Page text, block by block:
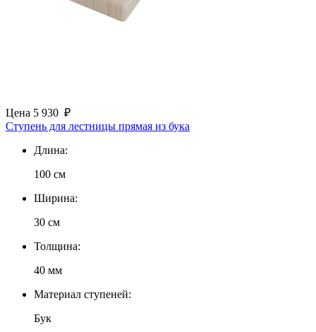
Цена 5 930 ₽
Ступень для лестницы прямая из бука
Длина:
100 см
Ширина:
30 см
Толщина:
40 мм
Материал ступеней:
Бук